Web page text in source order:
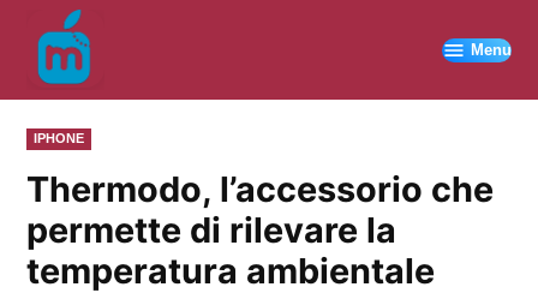
contenuto
Menu
PUBBLICATO
IN
IPHONE
Thermodo, l’accessorio che
permette di rilevare la
temperatura ambientale